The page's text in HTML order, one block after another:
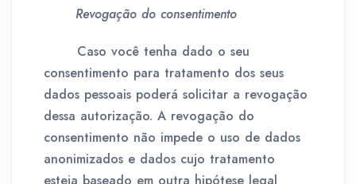
Revogação do consentimento
Caso você tenha dado o seu
consentimento para tratamento dos seus
dados pessoais poderá solicitar a revogação
dessa autorização. A revogação do
consentimento não impede o uso de dados
anonimizados e dados cujo tratamento